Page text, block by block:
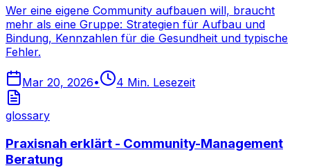
Wer eine eigene Community aufbauen will, braucht
mehr als eine Gruppe: Strategien für Aufbau und
Bindung, Kennzahlen für die Gesundheit und typische
Fehler.
Mar 20, 2026• 4 Min. Lesezeit
glossary
Praxisnah erklärt - Community-Management
Beratung